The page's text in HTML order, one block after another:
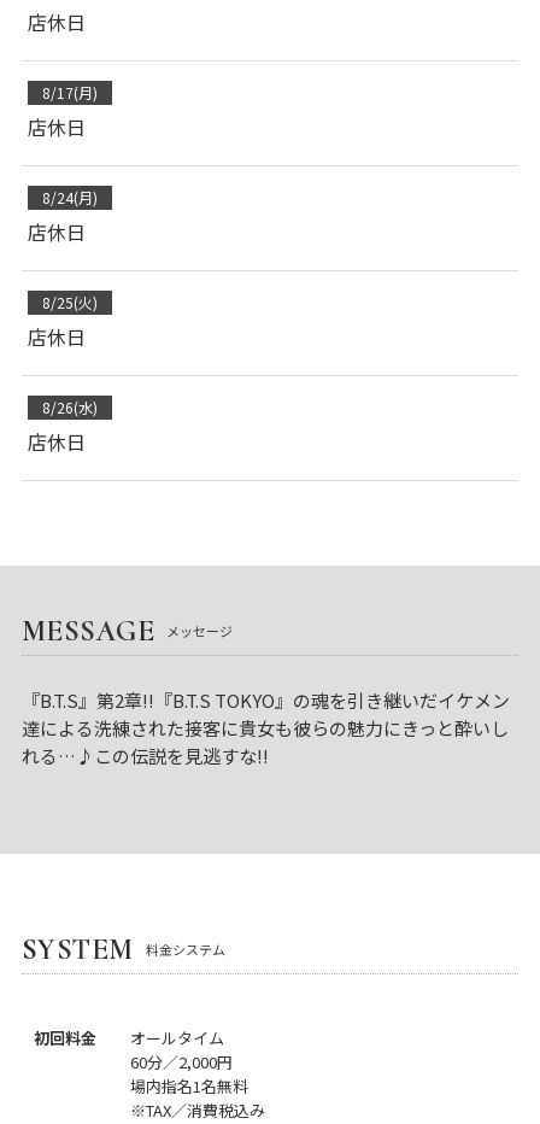
店休日
8/17(月)
店休日
8/24(月)
店休日
8/25(火)
店休日
8/26(水)
店休日
MESSAGE メッセージ
『B.T.S』第2章!!『B.T.S TOKYO』の魂を引き継いだイケメン
達による洗練された接客に貴女も彼らの魅力にきっと酔いし
れる…♪この伝説を見逃すな!!
SYSTEM 料金システム
初回料金
オールタイム
60分／2,000円
場内指名1名無料
※TAX／消費税込み